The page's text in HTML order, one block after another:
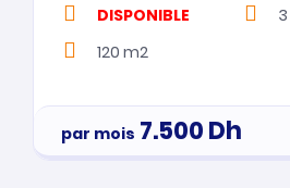
DISPONIBLE 3
120 m2
par mois 7.500Dh